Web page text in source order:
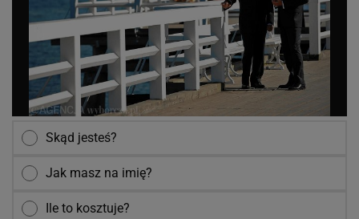
Skąd jesteś?
Jak masz na imię?
Ile to kosztuje?